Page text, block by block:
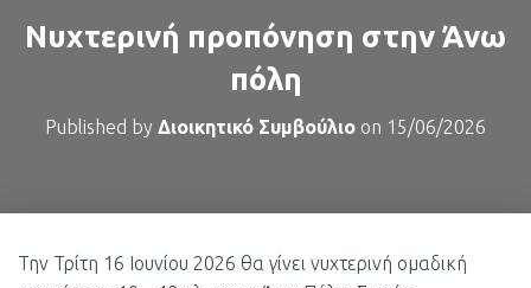
Νυχτερινή προπόνηση στην Άνω
πόλη
Published by Διοικητικό Συμβούλιο on 15/06/2026
Την Τρίτη 16 Ιουνίου 2026 θα γίνει νυχτερινή ομαδική